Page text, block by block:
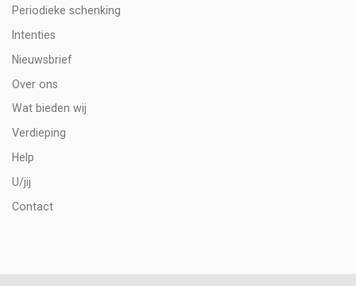
Periodieke schenking
Intenties
Nieuwsbrief
Over ons
Wat bieden wij
Verdieping
Help
U/jij
Contact